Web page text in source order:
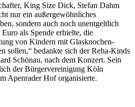
King Size Dick, Stefan Dahm
nur ein außergewöhnliches
sondern auch noch unentgeltlich
als Spende erhielte, die
von Kindern mit Glasknochen-
sollen,“ bedankte sich der Reha-Kinds
Schönau, nach dem Konzert. Sein
der Bürgervereinigung Köln
Apenrader Hof organisierte.